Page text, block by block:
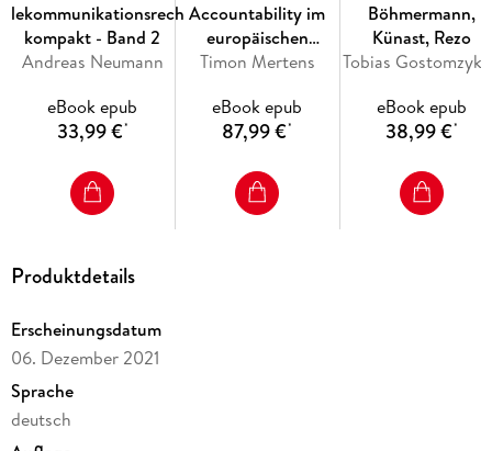
- Netzausbaurecht
- Inklusive der TKG-Novelle 2021
Marktregulierung, Frequenzverwaltung, Netzausbaurecht
- Topaktuell: Inklusive der TKG-Novelle 2021
kompakt - Band 2
Andreas Neumann
eBook epub
33,99 €*
Accountability im
europäischen
Datenschutzrecht
Timon Mertens
eBook epub
87,99 €*
Böhmermann,
Künast, Rezo
eBook epub
38,99 €*
Produktdetails
Erscheinungsdatum
06. Dezember 2021
Sprache
deutsch